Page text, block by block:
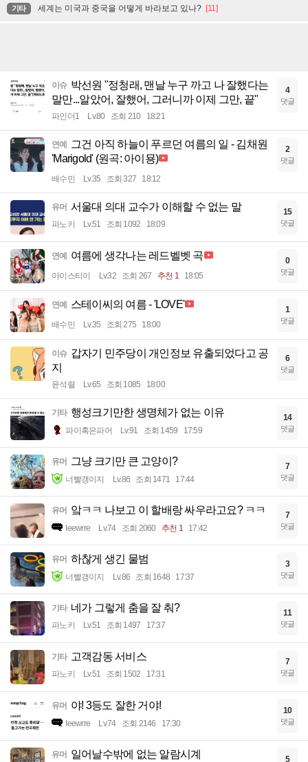
기타 세계는 미국과 중국을 어떻게 바라보고 있나? [11]
이슈 박선원 "정청래, 맨날 누구 까고 나 잘했다는
말만...알았어, 잘했어, 그러니까 이제 그만, 끝"
파인더1 Lv.80 조회 210 18:21
4
댓글
연예 그건 아직 하늘이 푸르던 여름의 일 - 김채원
'Marigold' (원곡: 아이묭)
배수민 Lv.35 조회 327 18:12
2
댓글
유머 서울대 의대 교수가 이해할 수 없는 말
파노키 Lv.51 조회 1092 18:09
15
댓글
연예 여름에 생각나는 레드벨벳 곡
아이스티이 Lv.32 조회 267 추천 1 18:05
0
댓글
연예 스테이씨의 여름 - 'LOVE'
배수민 Lv.35 조회 275 18:00
1
댓글
이슈 갑자기 민주당이 개인정보 유출되었다고 공
지
윤석렬 Lv.65 조회 1085 18:00
6
댓글
기타 행성크기만한 생명체가 없는 이유
파이혹은파어 Lv.91 조회 1459 17:59
14
댓글
유머 그냥 크기만 큰 고양이?
너빨갱이지 Lv.86 조회 1471 17:44
7
댓글
유머 앜ㅋㅋ 나보고 이 할배랑 싸우라고요? ㅋㅋ
Ieewrre Lv.74 조회 2060 추천 1 17:42
7
댓글
유머 하찮게 생긴 물범
너빨갱이지 Lv.86 조회 1648 17:37
3
댓글
기타 네가 그렇게 춤을 잘 춰?
파노키 Lv.51 조회 1497 17:37
11
댓글
기타 고객감동 서비스
파노키 Lv.51 조회 1502 17:31
7
댓글
유머 야! 3등도 잘한 거야!
Ieewrre Lv.74 조회 2146 17:30
10
댓글
유머 일어날수밖에 없는 알람시계 5